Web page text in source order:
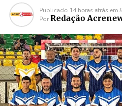
Publicado 14 horas atrás em
Por Redação